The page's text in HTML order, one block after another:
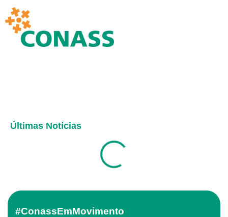
Últimas Notícias
#ConassEmMovimento